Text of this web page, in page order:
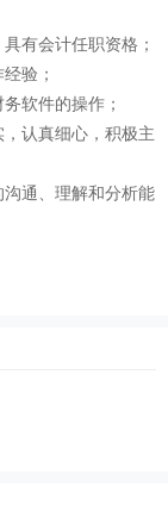
有会计任职资格；
验；
软件的操作；
认真细心，积极主
通、理解和分析能